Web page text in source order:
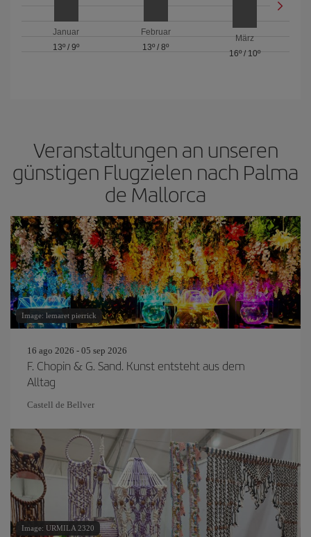
Januar
13º /9º
Februar
13º / 8º
März
16º/ 10º
Veranstaltungen an unseren
günstigen Flugzielen nach Palma
de Mallorca
Image: lemaret pierrick
16 ago 2026 - 05 sep 2026
F. Chopin & G. Sand. Kunst entsteht aus dem
Alltag
Castell de Bellver
Image: URMILA 2320